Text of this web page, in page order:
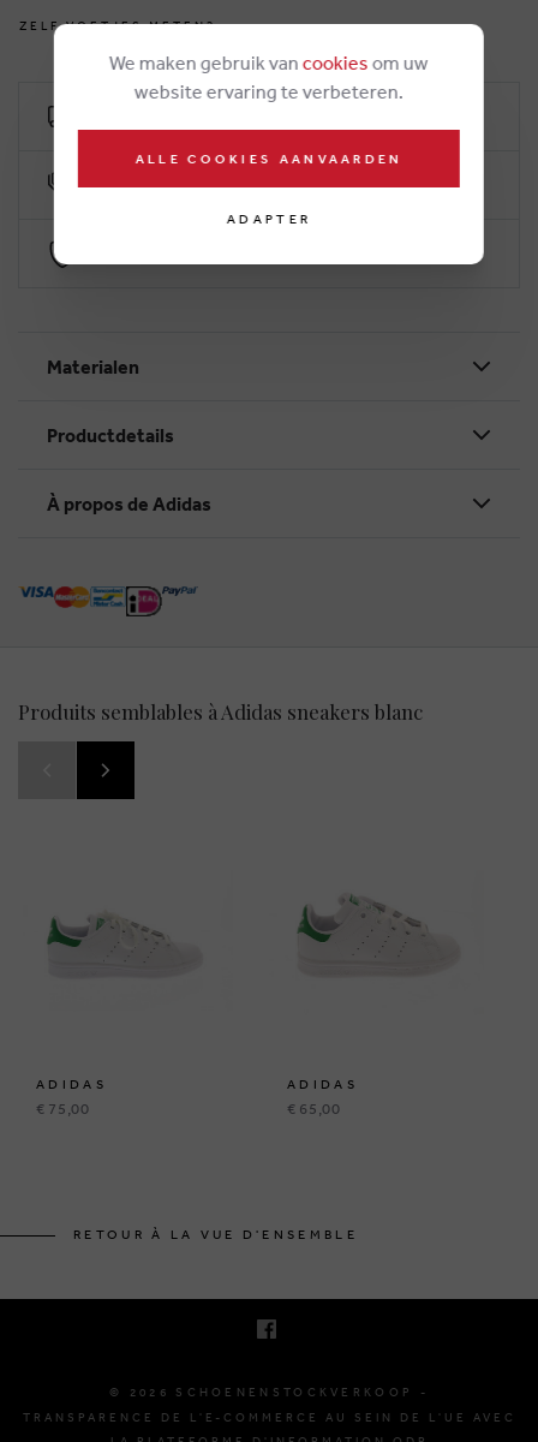
Z E L F VOETJES METEN?
10% klantenkorting
Materialen
Productdetails
À propos de Adidas
Produits semblables à Adidas sneakers blanc
ADIDAS
€ 75,00
ADIDAS
€ 65,00
RETOUR À LA VUE D'ENSEMBLE
© 2026 SCHOENENSTOCKVERKOOP -
TRANSPARENCE DE L'E-COMMERCE AU SEIN DE L'UE AVEC
We maken gebruik van cookies om uw
website ervaring te verbeteren.
ALLE COOKIES AANVAARDEN
ADAPTER